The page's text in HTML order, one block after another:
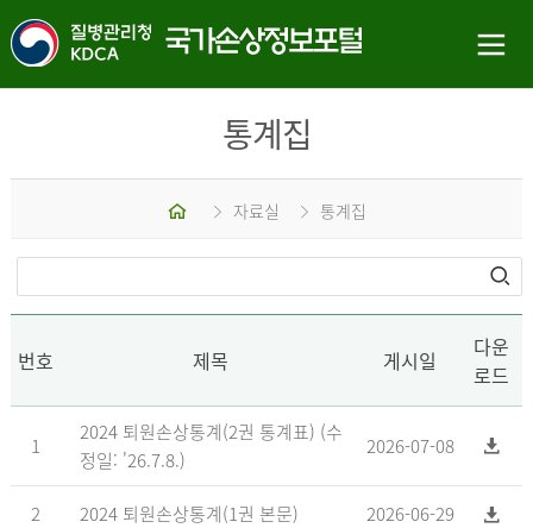
통계집
홈 자료실 통계집
번호 제목 게시일
다운
로드
1
2024 퇴원손상통계(2권 통계표) (수
정일: '26.7.8.)
2026-07-08
2 2024 퇴원손상통계(1권 본문) 2026-06-29